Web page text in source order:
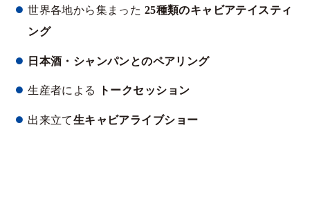
世界各地から集まった 25種類のキャビアテイスティ
ング
日本酒・シャンパンとのペアリング
生産者による トークセッション
出来立て生キャビアライブショー